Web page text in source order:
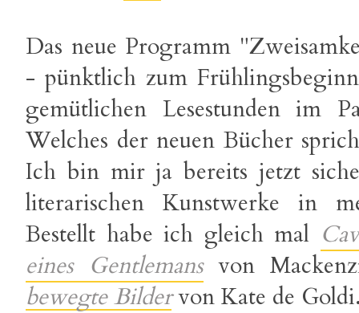
Das neue Programm
- pünktlich zum
gemütlichen Lesestunden im
Welches der neuen Bücher
Ich bin mir ja bereits jetzt
literarischen Kunstwerke in
Bestellt habe ich gleich mal
eines Gentlemansvon
bewegte Bildervon Kate de